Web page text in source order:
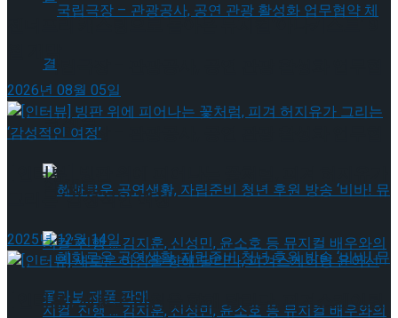
국립극장 – 관광공사, 공연 관광 활성화 업무협
약 체결
국립극장 – 관광공사, 공연 관광 활성화 업무협
약 체결
젠더프리 캐스팅으로 돌아온 뮤지컬’아나키스트’ 9
2026년 08월 05일
[인터뷰] 빙판 위에 피어나는 꽃처럼, 피겨 허지유가
그리는 ‘감성적인 여정’
2025년 12월 14일
[인터뷰] 새로운 아침을 향해 달리다, 피겨스케이팅